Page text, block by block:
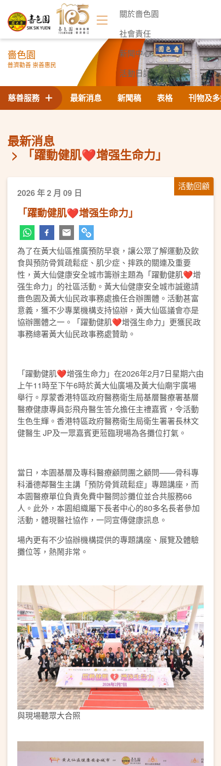
關於嗇色園
社會責任
新聞中心
活動日誌
聯絡我們
嗇色園
普濟勸善 崇善惠民
最新消息 新聞稿 表格 刊物及
慈善服務
最新消息
「躍動健肌❤️增强生命力」
活動回顧
2026 年 2 月 09 日
「躍動健肌❤️增强生命力」
為了在黃大仙區推廣預防早衰，讓公眾了解運動及飲
食與預防骨質疏鬆症、肌少症、摔跌的關連及重要
性，黃大仙健康安全城市籌辦主題為「躍動健肌❤️增
强生命力」的社區活動。黃大仙健康安全城市誠邀請
嗇色園及黃大仙民政事務處擔任合辦團體。活動甚富
意義，獲不少專業機構支持協辦，黃大仙區議會亦是
協辦團體之一。「躍動健肌❤️增强生命力」更獲民政
事務總署黃大仙民政事務處贊助。
「躍動健肌❤️增强生命力」在2026年2月7日星期六由
上午11時至下午6時於黃大仙廣場及黃大仙廟宇廣場
舉行。厚蒙香港特區政府醫務衛生局基層醫療署基層
醫療健康專員彭飛舟醫生答允擔任主禮嘉賓，令活動
生色生輝。香港特區政府醫務衛生局衛生署署長林文
健醫生 JP及一眾嘉賓更蒞臨現場為各攤位打氣。
當日，本園基層及專科醫療顧問團之顧問——骨科專
科潘德鄰醫生主講「預防骨質疏鬆症」專題講座，而
本園醫療單位負責免費中醫問診攤位並合共服務66
人。此外，本園組織屬下長者中心的80多名長者參加
活動，體現醫社協作，一同宣傳健康訊息。
場內更有不少協辦機構提供的專題講座、展覽及體驗
攤位等，熱鬧非常。
與現場聽眾大合照